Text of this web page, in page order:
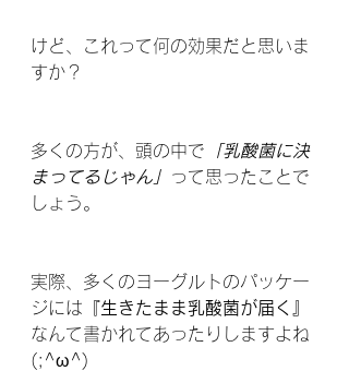
けど、これって何の効果だと思いま
すか？
多くの方が、頭の中で 「乳酸菌に決
まってるじゃん」
って思ったことで
しょう。
実際、多くのヨーグルトのパッケー
ジには 『生きたまま乳酸菌が届く』
なんて書かれてあったりしますよね
(;^ω^)